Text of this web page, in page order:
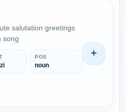
salutation greetings
song
POS
noun
+